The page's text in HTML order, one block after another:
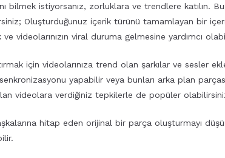
bilmek istiyorsanız, zorluklara ve trendlere katılın.
Oluşturduğunuz içerik türünü tamamlayan bir
videolarınızın viral duruma gelmesine yardımcı
için videolarınıza trend olan şarkılar ve sesler
yapabilir veya bunları arka plan
videolara verdiğiniz tepkilerle de popüler
hitap eden orijinal bir parça oluşturmayı